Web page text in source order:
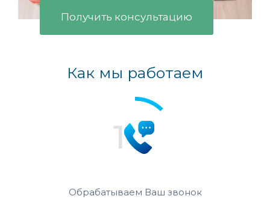
Получить консультацию
Как мы работаем
Обрабатываем Ваш звонок